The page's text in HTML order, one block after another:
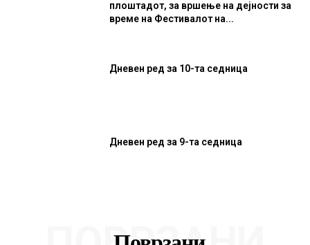
плоштадот, за вршење на дејности за
време на Фестивалот на...
Дневен ред за 10-та седница
Дневен ред за 9-та седница